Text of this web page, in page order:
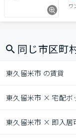
ワ
同じ市区町
東久留米市 の賃貸
東久留米市 × 宅配ボ
東久留米市 × 即入居